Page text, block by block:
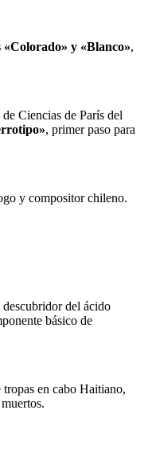
y «Blanco»,
Ciencias de París del
, primer paso para
y compositor chileno.
descubridor del ácido
básico de
tropas en cabo Haitiano,